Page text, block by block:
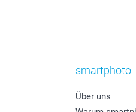
smartphoto
Über uns